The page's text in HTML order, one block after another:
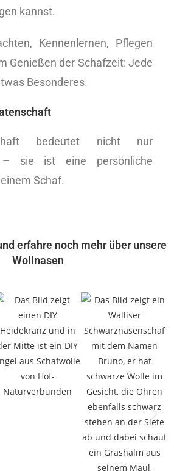
kannst.
Kennenlernen, Pflegen
Genießen der Schafzeit: Jede
Besonderes.
bedeutet nicht nur
– sie ist eine persönliche
Schaf.
erfahre noch mehr über unsere
Wollnasen